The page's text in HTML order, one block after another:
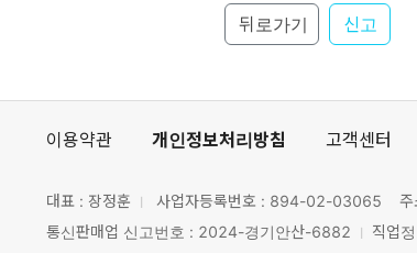
뒤로가기 신고
이용약관 개인정보처리방침 고객센터
대표 : 장정훈 사업자등록번호 : 894-02-03065
통신판매업 신고번호 : 2024-경기안산-6882
직업